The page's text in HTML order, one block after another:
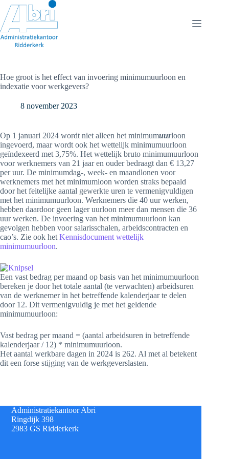
naar
de
inhoud
Hoe groot is het effect van invoering minimumuurloon en
indexatie voor werkgevers?
8 november 2023
Op 1 januari 2024 wordt niet alleen het minimumuurloon
ingevoerd, maar wordt ook het wettelijk minimumuurloon
geïndexeerd met 3,75%. Het wettelijk bruto minimumuurloon
voor werknemers van 21 jaar en ouder bedraagt dan € 13,27
per uur. De minimumdag-, week- en maandlonen voor
werknemers met het minimumloon worden straks bepaald
door het feitelijke aantal gewerkte uren te vermenigvuldigen
met het minimumuurloon. Werknemers die 40 uur werken,
hebben daardoor geen lager uurloon meer dan mensen die 36
uur werken. De invoering van het minimumuurloon kan
gevolgen hebben voor salarisschalen, arbeidscontracten en
cao’s. Zie ook het Kennisdocument wettelijk
minimumuurloon.
Een vast bedrag per maand op basis van het minimumuurloon
bereken je door het totale aantal (te verwachten) arbeidsuren
van de werknemer in het betreffende kalenderjaar te delen
door 12. Dit vermenigvuldig je met het geldende
minimumuurloon:
Vast bedrag per maand = (aantal arbeidsuren in betreffende
kalenderjaar / 12) * minimumuurloon.
Het aantal werkbare dagen in 2024 is 262. Al met al betekent
dit een forse stijging van de werkgeverslasten.
Administratiekantoor Abri
Ringdijk 398
2983 GS Ridderkerk